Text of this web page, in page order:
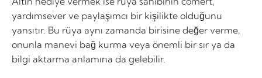
yardımsever ve paylaşımcı bir kişilikte olduğunu
yansıtır. Bu rüya aynı zamanda birisine değer verme,
onunla manevi bağ kurma veya önemli bir sır ya da
bilgi aktarma anlamına da gelebilir.